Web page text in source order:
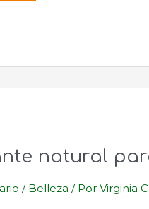
natural
/ Belleza / PorVirginia